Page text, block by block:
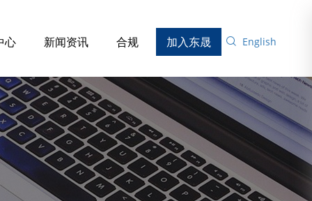
English
心 新闻资讯 合规 加入东晟